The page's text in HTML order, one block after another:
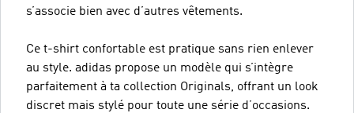
s’associe bien avec d’autres vêtements.
Ce t-shirt confortable est pratique sans rien enlever
au style. adidas propose un modèle qui s’intègre
parfaitement à ta collection Originals, offrant un look
discret mais stylé pour toute une série d’occasions.